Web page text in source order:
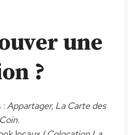
une
?
: Appartager, La Carte des
.